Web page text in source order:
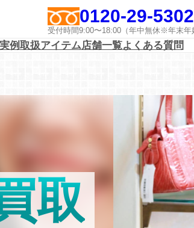
0120-29-5302
受付時間9:00〜18:00（年中無休※年末年
例取扱アイテム店舗一覧よくある質問
取